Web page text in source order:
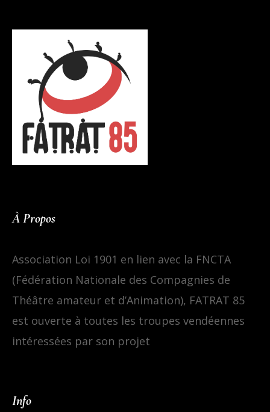
À Propos
Association Loi 1901 en lien avec la FNCTA
(Fédération Nationale des Compagnies de
Théâtre amateur et d’Animation), FATRAT 85
est ouverte à toutes les troupes vendéennes
intéressées par son projet
Info